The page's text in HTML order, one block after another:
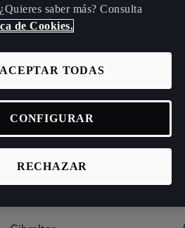
Albania
Bélgica
Chipre
Dinamarca
saber más? Consulta
de Cookies.
RECHAZAR
ACEPTAR TODAS
CONFIGURAR